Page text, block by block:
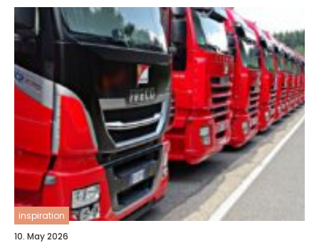
inspiration
10. May 2026